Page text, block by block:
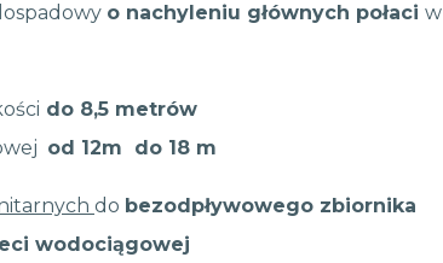
o nachyleniu głównych połaci w
do 8,5 metrów
od 12m do 18 m
do bezodpływowego zbiornika
wodociągowej